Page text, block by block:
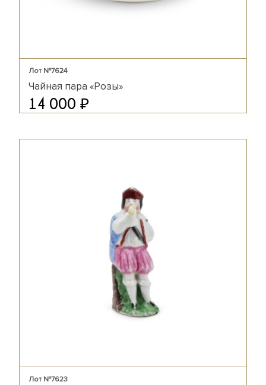
Лот №7624
Чайная пара «Розы»
14 000 ₽
Лот №7623